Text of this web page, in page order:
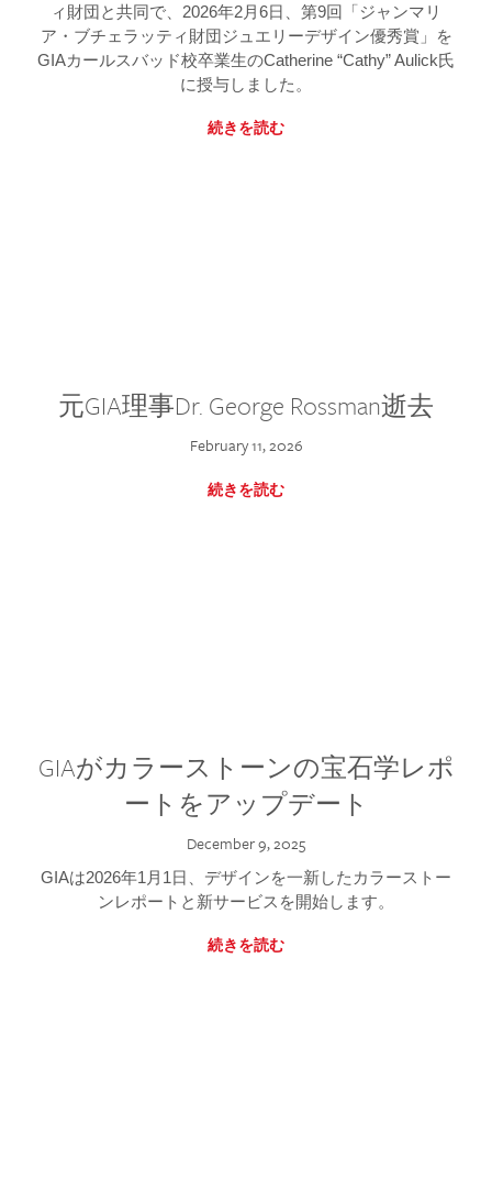
ィ財団と共同で、2026年2月6日、第9回「ジャンマリ
ア・ブチェラッティ財団ジュエリーデザイン優秀賞」を
GIAカールスバッド校卒業生のCatherine “Cathy” Aulick氏
に授与しました。
続きを読む
元GIA理事Dr. George Rossman逝去
February 11, 2026
続きを読む
GIAがカラーストーンの宝石学レポ
ートをアップデート
December 9, 2025
GIAは2026年1月1日、デザインを一新したカラーストー
ンレポートと新サービスを開始します。
続きを読む